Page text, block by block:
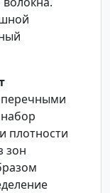
плотности
зон